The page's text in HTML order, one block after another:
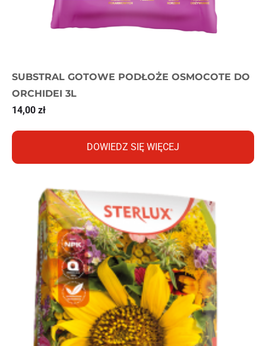
SUBSTRAL GOTOWE PODŁOŻE OSMOCOTE DO
ORCHIDEI 3L
14,00 zł
DOWIEDZ SIĘ WIĘCEJ